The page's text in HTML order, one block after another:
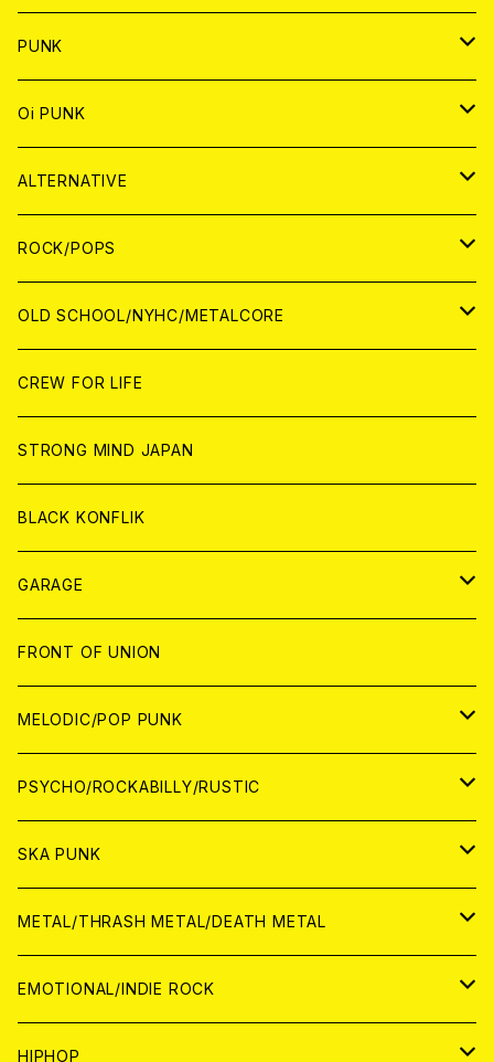
CD
ANALOG
WORLD
CD
ANALOG
CD
JAPAN
WORLD
ANALOG
JAPAN
WORLD
PUNK
JAPAN
CD
ANALOG
WORLD
CD
ANALOG
Oi PUNK
JAPAN
CD
ANALOG
WOLRD
CD
ANALOG
ALTERNATIVE
JAPAN
CD
ANALOG
WORLD
CD
ANALOG
ROCK/POPS
JAPAN
CD
ANALOG
WORLD
CD
ANALOG
OLD SCHOOL/NYHC/METALCORE
JAPAN
CD
ANALOG
WORLD
CD
ANALOG
CREW FOR LIFE
STRONG MIND JAPAN
BLACK KONFLIK
GARAGE
JAPAN
アナログ
CD
WORLD
アナログ
CD
FRONT OF UNION
MELODIC/POP PUNK
JAPAN
CD
ANALOG
WORLD
CD
ANALOG
PSYCHO/ROCKABILLY/RUSTIC
JAPAN
CD
ANALOG
WORLD
CD
ANALOG
SKA PUNK
JAPAN
CD
ANALOG
WORLD
CD
METAL/THRASH METAL/DEATH METAL
JAPAN
CD
WORLD
EMOTIONAL/INDIE ROCK
JAPAN
HIPHOP